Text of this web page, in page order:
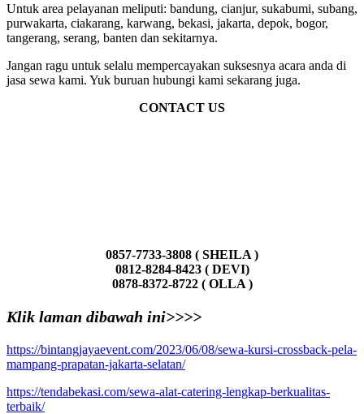
Untuk area pelayanan meliputi: bandung, cianjur, sukabumi, subang,
purwakarta, ciakarang, karwang, bekasi, jakarta, depok, bogor,
tangerang, serang, banten dan sekitarnya.
Jangan ragu untuk selalu mempercayakan suksesnya acara anda di
jasa sewa kami. Yuk buruan hubungi kami sekarang juga.
CONTACT US
0857-7733-3808 ( SHEILA )
0812-8284-8423 ( DEVI)
0878-8372-8722 ( OLLA )
Klik laman dibawah ini>>>>
https://bintangjayaevent.com/2023/06/08/sewa-kursi-crossback-pela-
mampang-prapatan-jakarta-selatan/
https://tendabekasi.com/sewa-alat-catering-lengkap-berkualitas-
terbaik/